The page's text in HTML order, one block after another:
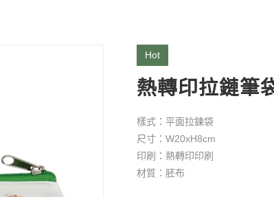
Hot
熱轉印拉鏈筆
樣式：平面拉鍊袋
尺寸：W20xH8cm
印刷：熱轉印印刷
材質：胚布